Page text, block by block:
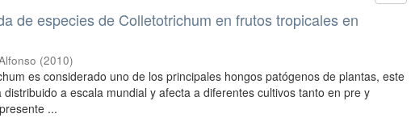
de especies de Colletotrichum en frutos tropicales en
(2010)
es considerado uno de los principales hongos patógenos de plantas, este
a escala mundial y afecta a diferentes cultivos tanto en pre y
...